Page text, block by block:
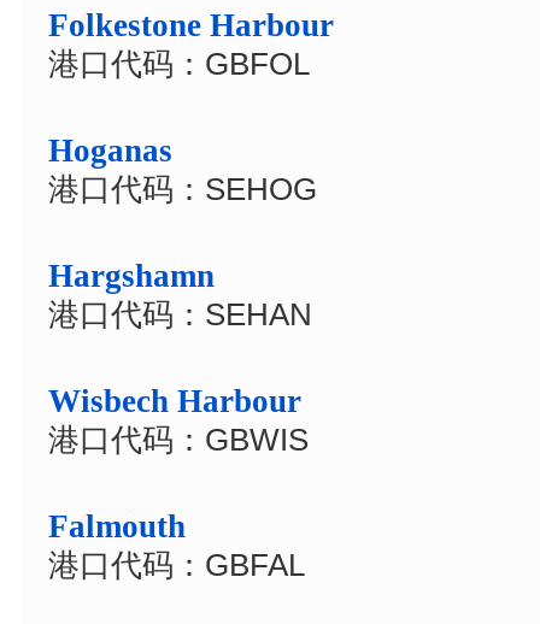
Folkestone Harbour
港口代码：GBFOL
Hoganas
港口代码：SEHOG
Hargshamn
港口代码：SEHAN
Wisbech Harbour
港口代码：GBWIS
Falmouth
港口代码：GBFAL